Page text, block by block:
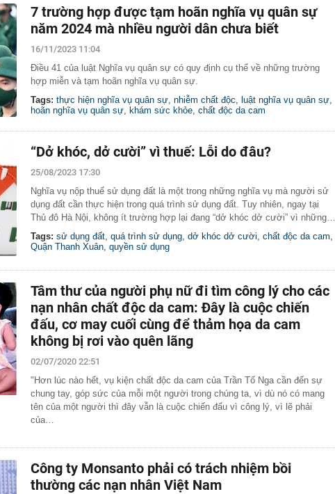
7 trường hợp được tạm hoãn nghĩa vụ quân sự
năm 2024 mà nhiều người dân chưa biết
16/11/2023 11:04
Điều 41 của luật Nghĩa vụ quân sự có quy định cụ thể về những trường
hợp miễn và tạm hoãn nghĩa vụ quân sự.
Tags: thực hiện nghĩa vụ quân sự, nhiễm chất độc, luật nghĩa vụ quân sự,
hoãn nghĩa vụ quân sự, khám sức khỏe, chất độc da cam
“Dở khóc, dở cười” vì thuế: Lỗi do đâu?
25/08/2023 17:30
Nghĩa vụ nộp thuế sử dụng đất là một trong những nghĩa vụ mà người sử
dụng đất cần thực hiện trong quá trình sử dụng đất. Tuy nhiên, ngay tại
Thủ đô Hà Nội, không ít trường hợp lại đang “dở khóc dở cười” vì những…
Tags: sử dụng đất quá trình sử dụng dở khóc dở cười chất độc da cam
Quận Thanh Xuân quyền sử dụng
Tâm thư của người phụ nữ đi tìm công lý cho các
nạn nhân chất độc da cam: Đây là cuộc chiến
đấu, cơ may cuối cùng để thảm họa da cam
không bị rơi vào quên lãng
02/07/2020 22:51
"Hơn lúc nào hết, vụ kiện chất độc da cam của Trần Tố Nga cần đến sự
chung tay, góp sức của mỗi một người trong chúng ta, vì dù nó có mang
tên của một người thì đây vẫn là cuộc chiến đấu vì công lý, vì lẽ phải
của…
Công ty Monsanto phải có trách nhiệm bồi
thường các nạn nhân Việt Nam